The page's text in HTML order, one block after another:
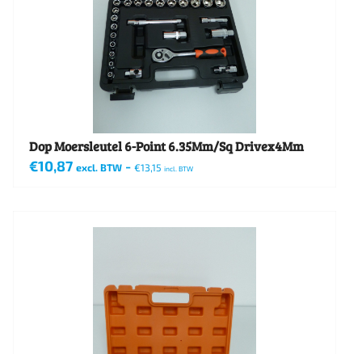
Dop Moersleutel 6-Point 6.35Mm/Sq Drivex4Mm
€10,87 excl. BTW - €13,15 incl. BTW